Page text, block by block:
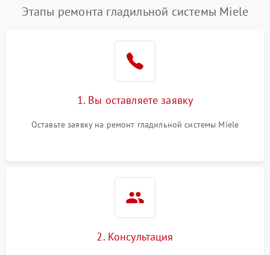
Этапы ремонта гладильной системы Miele
1. Вы оставляете заявку
Оставьте заявку на ремонт гладильной системы Miele
2. Консультация